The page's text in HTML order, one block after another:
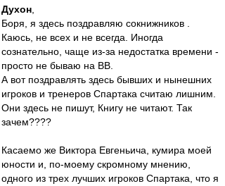
Духон
Боря, я здесь поздравляю сокнижников .
Каюсь, не всех и не всегда. Иногда
сознательно, чаще из-за недостатка времени -
просто не бываю на ВВ.
А вот поздравлять здесь бывших и нынешних
игроков и тренеров Спартака считаю лишним.
Они здесь не пишут, Книгу не читают. Так
зачем????
Касаемо же Виктора Евгеньича, кумира моей
юности и, по-моему скромному мнению,
одного из трех лучших игроков Спартака, что я